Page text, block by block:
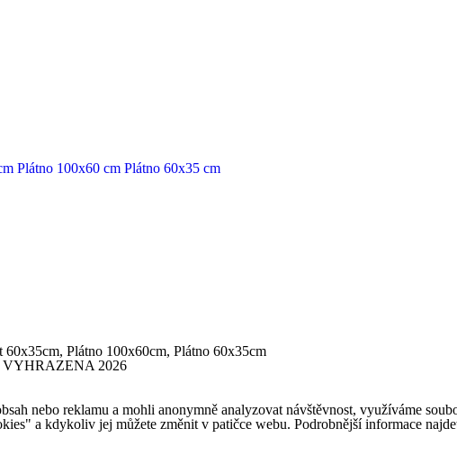
Plátno 100x60 cm Plátno 60x35 cm
Plátno 100x60cm, Plátno 60x35cm
2026
nebo reklamu a mohli anonymně analyzovat návštěvnost, využíváme
a kdykoliv jej můžete změnit v patičce webu. Podrobnější informace